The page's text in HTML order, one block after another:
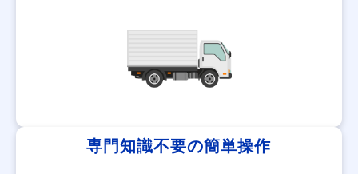
専門知識不要の簡単操作​